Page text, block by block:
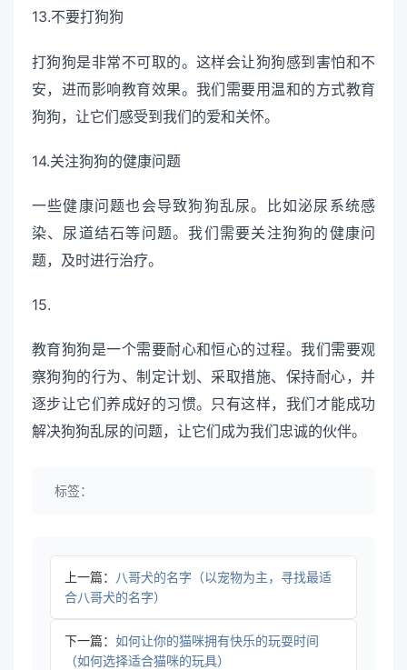
13.不要打狗狗
打狗狗是非常不可取的。这样会让狗狗感到害怕和不
安，进而影响教育效果。我们需要用温和的方式教育
狗狗，让它们感受到我们的爱和关怀。
14.关注狗狗的健康问题
一些健康问题也会导致狗狗乱尿。比如泌尿系统感
染、尿道结石等问题。我们需要关注狗狗的健康问
题，及时进行治疗。
15.
教育狗狗是一个需要耐心和恒心的过程。我们需要观
察狗狗的行为、制定计划、采取措施、保持耐心，并
逐步让它们养成好的习惯。只有这样，我们才能成功
解决狗狗乱尿的问题，让它们成为我们忠诚的伙伴。
标签：
上一篇：
八哥犬的名字（以宠物为主，寻找最适
合八哥犬的名字）
下一篇： 如何让你的猫咪拥有快乐的玩耍时间
（如何选择适合猫咪的玩具）